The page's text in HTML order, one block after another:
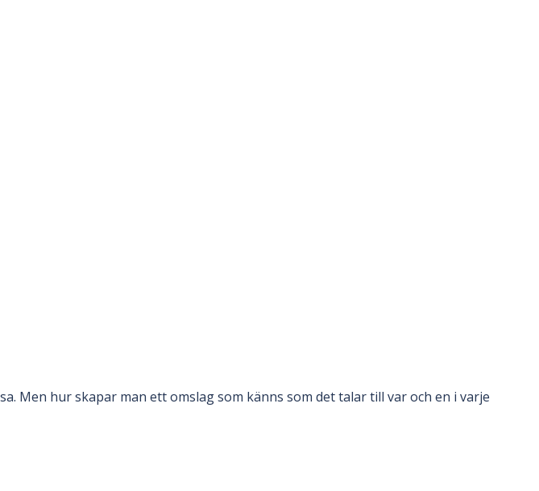
Men hur skapar man ett omslag som känns som det talar till var och en i varje